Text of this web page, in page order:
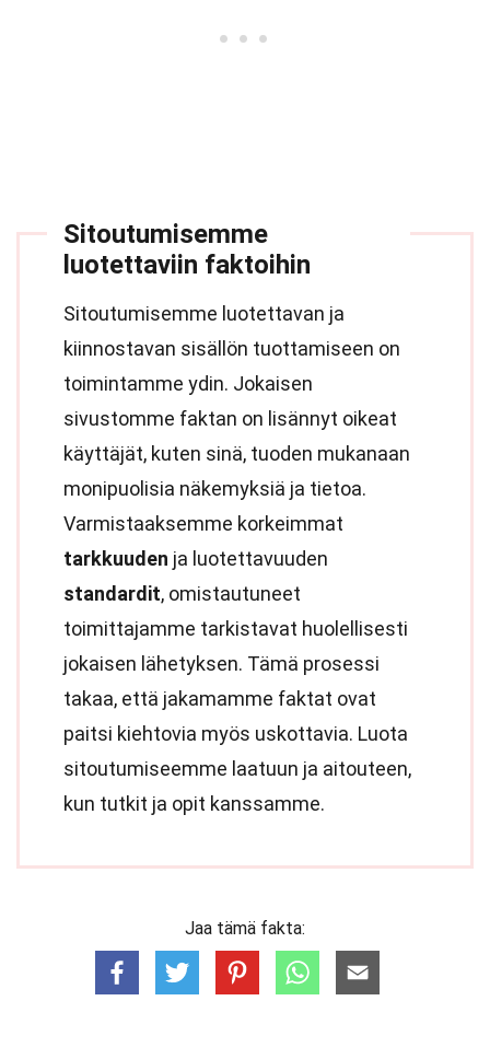
Sitoutumisemme
luotettaviin faktoihin
Sitoutumisemme luotettavan ja
kiinnostavan sisällön tuottamiseen on
toimintamme ydin. Jokaisen
sivustomme faktan on lisännyt oikeat
käyttäjät, kuten sinä, tuoden mukanaan
monipuolisia näkemyksiä ja tietoa.
Varmistaaksemme korkeimmat
tarkkuuden ja luotettavuuden
standardit, omistautuneet
toimittajamme tarkistavat huolellisesti
jokaisen lähetyksen. Tämä prosessi
takaa, että jakamamme faktat ovat
paitsi kiehtovia myös uskottavia. Luota
sitoutumiseemme laatuun ja aitouteen,
kun tutkit ja opit kanssamme.
Jaa tämä fakta: